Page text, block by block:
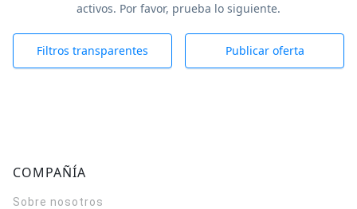
activos. Por favor, prueba lo siguiente.
Filtros transparentes Publicar oferta
COMPAÑÍA
Sobre nosotros